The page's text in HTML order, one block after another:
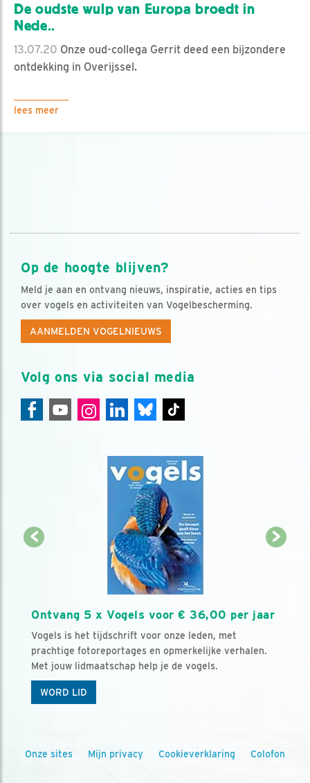
De oudste wulp van Europa broedt in
Nede..
13.07.20 Onze oud-collega Gerrit deed een bijzondere
ontdekking in Overijssel.
lees meer
Op de hoogte blijven?
Meld je aan en ontvang nieuws, inspiratie, acties en tips
over vogels en activiteiten van Vogelbescherming.
AANMELDEN VOGELNIEUWS
Volg ons via social media
Ontvang 5 x Vogels voor € 36,00 per jaar
Vogels is het tijdschrift voor onze leden, met
prachtige fotoreportages en opmerkelijke verhalen.
Met jouw lidmaatschap help je de vogels.
WORD LID
Onze sites Mijn privacy Cookieverklaring Colofon